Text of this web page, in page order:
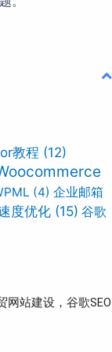
教程 (12)
(4) 企业邮箱
度优化 (15) 谷歌
网站建设，谷歌SEO